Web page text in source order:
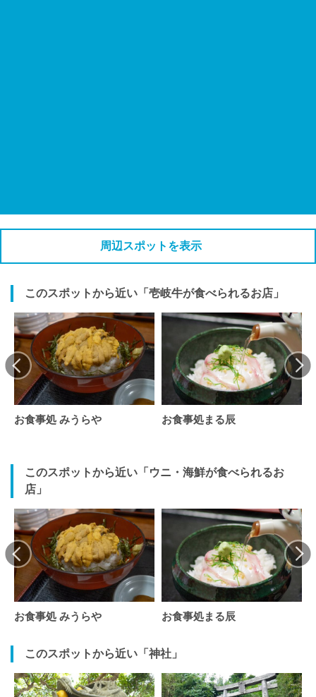
周辺スポットを表示
このスポットから近い「壱岐牛が食べられるお店」
お食事処 みうらや お食事処まる辰
このスポットから近い「ウニ・海鮮が食べられるお
店」
お食事処 みうらや お食事処まる辰
このスポットから近い「神社」